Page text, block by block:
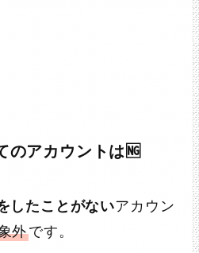
のアカウントは🆖
したことがないアカウン
外です。